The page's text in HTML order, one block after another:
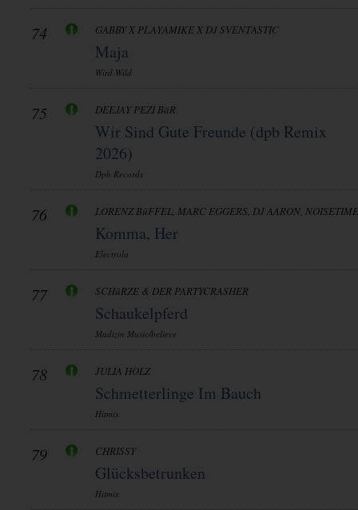
74 GABBY X PLAYAMIKE X DJ SVENTASTIC
Maja
Wird Wild
75 DEEJAY PEZI BäR
Wir Sind Gute Freunde (dpb Remix
2026)
Dpb Records
76 LORENZ BüFFEL, MARC EGGERS, DJ AARON, NOISETIME
Komma, Her
Electrola
77 SCHüRZE & DER PARTYCRASHER
Schaukelpferd
Madizin Music/believe
78 JULIA HOLZ
Schmetterlinge Im Bauch
Hitmix
79 CHRISSY
Glücksbetrunken
Hitmix